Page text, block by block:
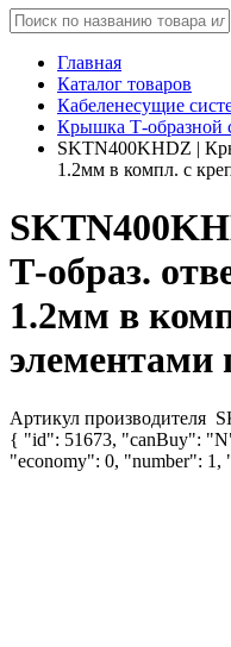
Главная
Каталог товаров
Кабеленесущие
Крышка Т-образной
SKTN400KHDZ |
1.2мм в компл. с
Т-образ.
1.2мм в
элементами
Артикул производителя
{ "id": 51673, "canBuy":
"economy": 0, "number":